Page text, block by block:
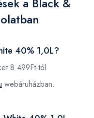
40% 1,0L?
8 499Ft-tól
webáruházban.